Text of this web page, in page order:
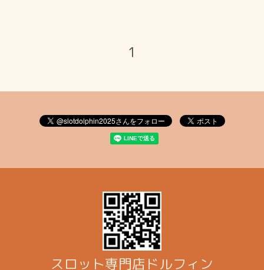
1
スロット専門店ドルフィン